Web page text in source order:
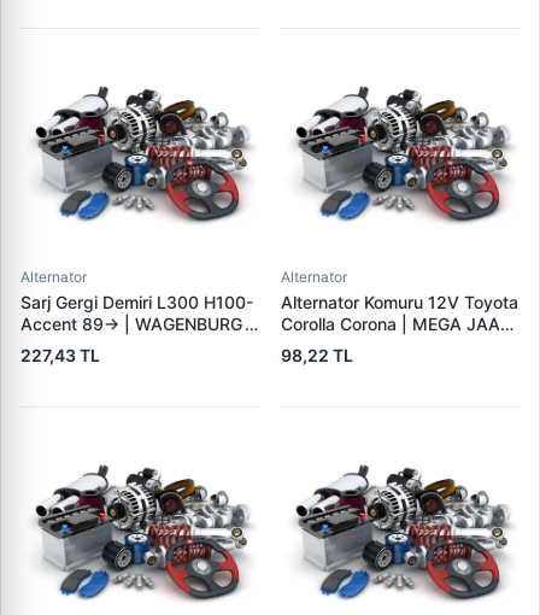
Alternator
Sarj Gergi Demiri L300 H100-
Accent 89-> | WAGENBURG
10234112 | OEM MD315409
37461-42000
227,43 TL
Alternator
Alternator Komuru 12V Toyota
Corolla Corona | MEGA JAAX
35 | OEM JAAX35
98,22 TL